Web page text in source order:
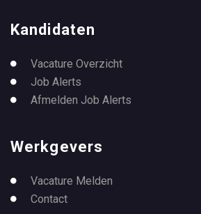
Kandidaten
Vacature Overzicht
Job Alerts
Afmelden Job Alerts
Werkgevers
Vacature Melden
Contact